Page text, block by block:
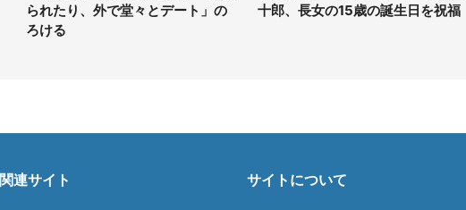
られたり、外で堂々とデート」の
ろける
十郎、長女の15歳の誕生日を祝福
関連サイト サイトについて